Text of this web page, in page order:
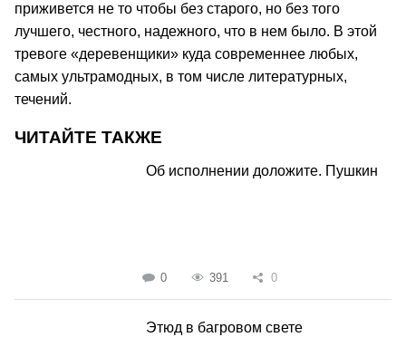
приживется не то чтобы без старого, но без того
лучшего, честного, надежного, что в нем было. В этой
тревоге «деревенщики» куда современнее любых,
самых ультрамодных, в том числе литературных,
течений.
ЧИТАЙТЕ ТАКЖЕ
Об исполнении доложите. Пушкин
0 391 0
Этюд в багровом свете